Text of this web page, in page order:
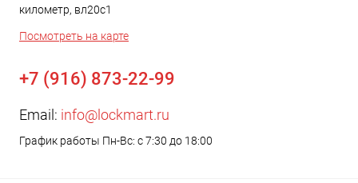
километр, вл20с1
Посмотреть на карте
+7 (916) 873-22-99
Email: info@lockmart.ru
График работы Пн-Вс: с 7:30 до 18:00